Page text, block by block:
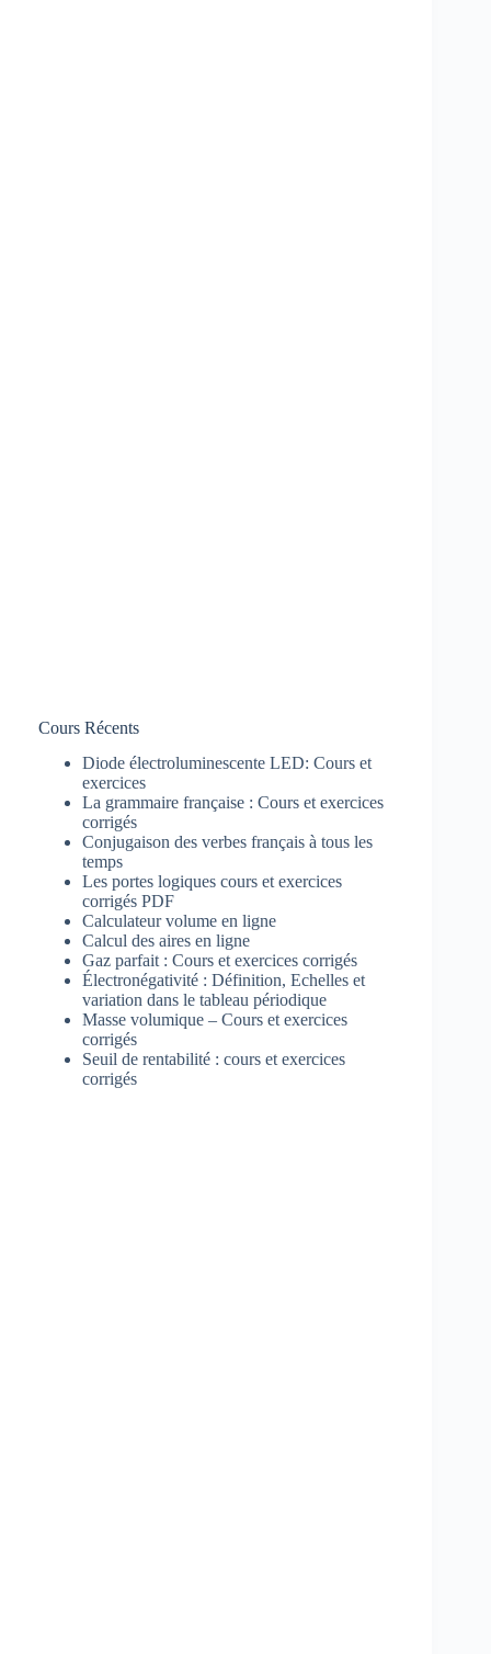
Cours Récents
Diode électroluminescente LED: Cours et
exercices
La grammaire française : Cours et exercices
corrigés
Conjugaison des verbes français à tous les
temps
Les portes logiques cours et exercices
corrigés PDF
Calculateur volume en ligne
Calcul des aires en ligne
Gaz parfait : Cours et exercices corrigés
Électronégativité : Définition, Echelles et
variation dans le tableau périodique
Masse volumique – Cours et exercices
corrigés
Seuil de rentabilité : cours et exercices
corrigés